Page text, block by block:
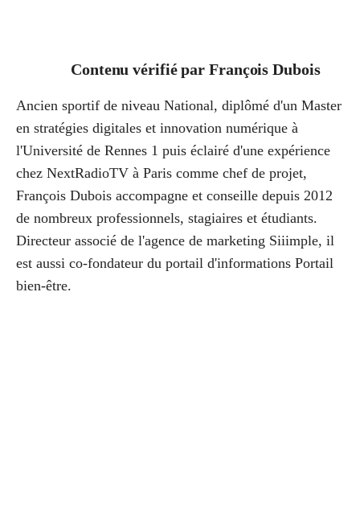
Contenu vérifié par François Dubois
Ancien sportif de niveau National, diplômé d'un Master
en stratégies digitales et innovation numérique à
l'Université de Rennes 1 puis éclairé d'une expérience
chez NextRadioTV à Paris comme chef de projet,
François Dubois accompagne et conseille depuis 2012
de nombreux professionnels, stagiaires et étudiants.
Directeur associé de l'agence de marketing Siiimple, il
est aussi co-fondateur du portail d'informations Portail
bien-être.